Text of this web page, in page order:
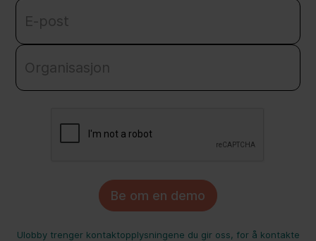
Ulobby trenger kontaktopplysningene du gir oss, for å kontakte